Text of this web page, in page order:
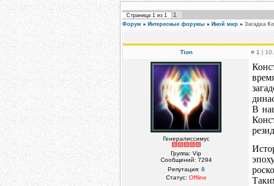
Страница 1 из 1 1
Форум » Интересные форумы » Иной мир » Загадка
Tion # 1 |
Генералиссимус
Группа: Vip
Сообщений: 7294
Репутация: 0
Статус: Offline
В